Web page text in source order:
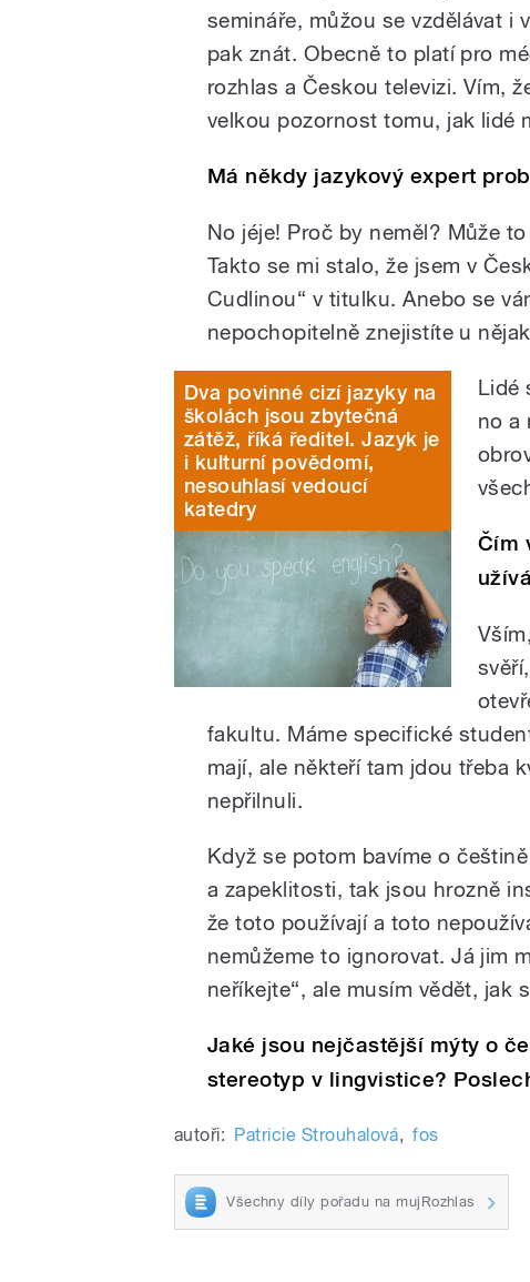
semináře, můžou se vzdělávat i
pak znát. Obecně to platí pro
rozhlas a Českou televizi. Vím,
velkou pozornost tomu, jak lidé
Má někdy jazykový expert
No jéje! Proč by neměl? Může
Takto se mi stalo, že jsem v
Cudlinou“ v titulku. Anebo se
nepochopitelně znejistíte u
Dva povinné cizí jazyky na
školách jsou zbytečná
zátěž, říká ředitel. Jazyk je
i kulturní povědomí,
nesouhlasí vedoucí
katedry
Lidé
no a
Čím
fakultu. Máme specifické
mají, ale někteří tam jdou třeba
nepřilnuli.
Když se potom bavíme o
a zapeklitosti, tak jsou hrozně
že toto používají a toto
nemůžeme to ignorovat. Já jim
neříkejte“, ale musím vědět, jak
Jaké jsou nejčastější mýty o
stereotyp v lingvistice?
autoři: Patricie Strouhalová, fos
Všechny díly pořadu na mujRozhlas